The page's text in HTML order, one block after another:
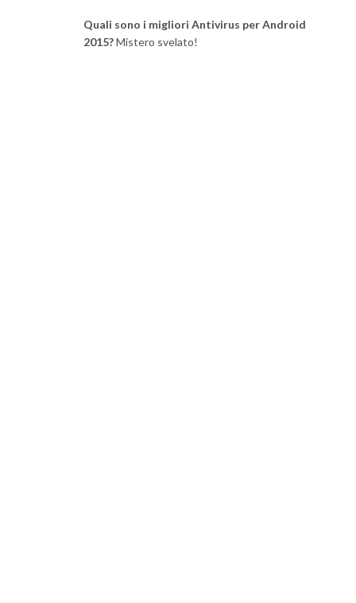
Quali sono i migliori Antivirus per Android
2015?Mistero svelato!